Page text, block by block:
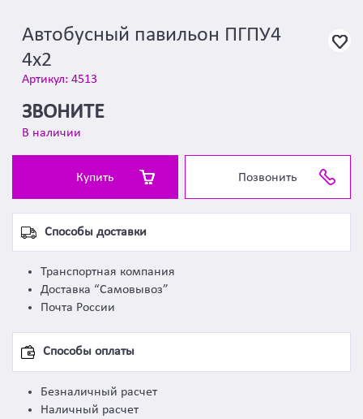
Автобусный павильон ПГПУ4
4х2
Артикул: 4513
ЗВОНИТЕ
В наличии
Купить Позвонить
Способы доставки
Транспортная компания
Доставка “Самовывоз”
Почта России
Способы оплаты
Безналичный расчет
Наличный расчет